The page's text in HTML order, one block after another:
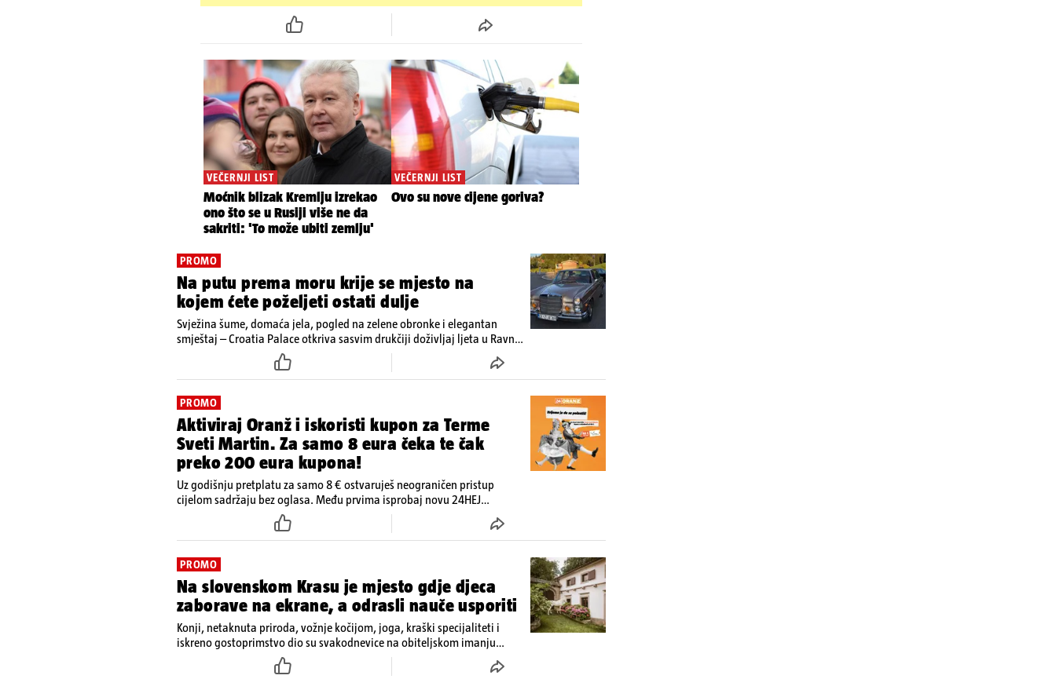
PROMO
Na putu prema moru krije se mjesto na
kojem ćete poželjeti ostati dulje
Svježina šume, domaća jela, pogled na zelene obronke i elegantan
smještaj – Croatia Palace otkriva sasvim drukčiji doživljaj ljeta u Ravnoj
PROMO
Aktiviraj Oranž i iskoristi kupon za Terme
Sveti Martin. Za samo 8 eura čeka te čak
preko 200 eura kupona!
Uz godišnju pretplatu za samo 8 € ostvaruješ neograničen pristup
cijelom sadržaju bez oglasa. Među prvima isprobaj novu 24HEJ
tražilicu, čitaj dnevne e-novine 24sata i tjednika Express. Ali ni to nije
PROMO
Na slovenskom Krasu je mjesto gdje djeca
zaborave na ekrane, a odrasli nauče usporiti
Konji, netaknuta priroda, vožnje kočijom, joga, kraški specijaliteti i
iskreno gostoprimstvo dio su svakodnevice na obiteljskom imanju